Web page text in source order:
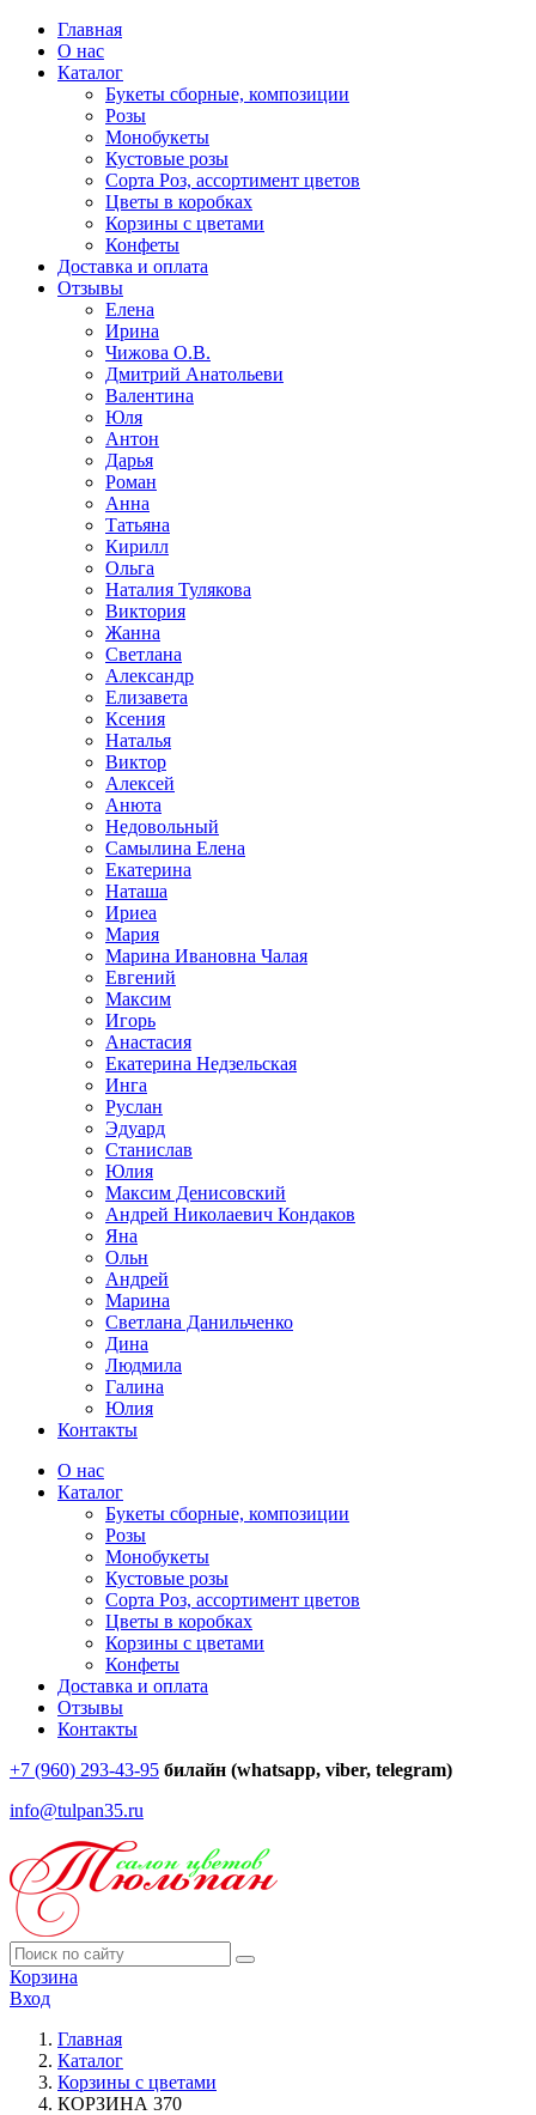
Главная
О нас
Каталог
Букеты сборные, композиции
Розы
Монобукеты
Кустовые розы
Сорта Роз, ассортимент цветов
Цветы в коробках
Корзины с цветами
Конфеты
Доставка и оплата
Отзывы
Елена
Ирина
Чижова О.В.
Дмитрий Анатольеви
Валентина
Юля
Антон
Дарья
Роман
Анна
Татьяна
Кирилл
Ольга
Наталия Тулякова
Виктория
Жанна
Светлана
Александр
Елизавета
Ксения
Наталья
Виктор
Алексей
Анюта
Недовольный
Самылина Елена
Екатерина
Наташа
Ириеа
Мария
Марина Ивановна Чалая
Евгений
Максим
Игорь
Анастасия
Екатерина Недзельская
Инга
Руслан
Эдуард
Станислав
Юлия
Максим Денисовский
Андрей Николаевич Кондаков
Яна
Ольн
Андрей
Марина
Светлана Данильченко
Дина
Людмила
Галина
Юлия
Контакты
О нас
Каталог
Букеты сборные, композиции
Розы
Монобукеты
Кустовые розы
Сорта Роз, ассортимент цветов
Цветы в коробках
Корзины с цветами
Конфеты
Доставка и оплата
Отзывы
Контакты
+7 (960) 293-43-95 билайн (whatsapp, viber, telegram)
info@tulpan35.ru
Корзина
Вход
Главная
Каталог
Корзины с цветами
КОРЗИНА 370